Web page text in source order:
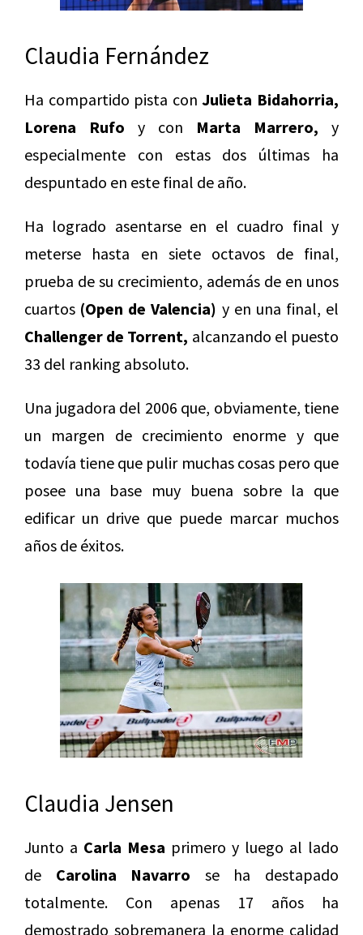
Claudia Fernández
Ha compartido pista conJulieta Bidahorria,
Lorena Rufo y con Marta Marrero, y
especialmente con estas dos últimas ha
despuntado en este final de año.
Ha logrado asentarse en el cuadro final y
meterse hasta en siete octavos de final,
prueba de su crecimiento, además de en unos
cuartos (Open de Valencia) y en una final, el
Challenger de Torrent, alcanzando el puesto
33 del ranking absoluto.
Una jugadora del 2006 que, obviamente, tiene
un margen de crecimiento enorme y que
todavía tiene que pulir muchas cosas pero que
posee una base muy buena sobre la que
edificar un drive que puede marcar muchos
años de éxitos.
Claudia Jensen
Junto a Carla Mesa primero y luego al lado
de Carolina Navarro se ha destapado
totalmente. Con apenas 17 años ha
demostrado sobremanera la enorme calidad